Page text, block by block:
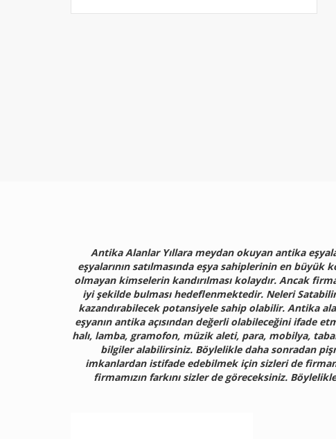
Antika Alanlar Yıllara meydan okuyan antika
eşyalarının satılmasında eşya sahiplerinin en
olmayan kimselerin kandırılması kolaydır. Ancak
iyi şekilde bulması hedeflenmektedir. Neleri
kazandırabilecek potansiyele sahip olabilir. Antika
eşyanın antika açısından değerli olabileceğini ifade
halı, lamba, gramofon, müzik aleti, para, mobilya,
bilgiler alabilirsiniz. Böylelikle daha sonradan
imkanlardan istifade edebilmek için sizleri de
firmamızın farkını sizler de göreceksiniz.